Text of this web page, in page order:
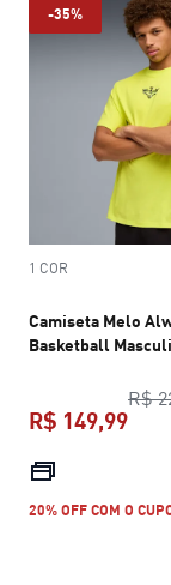
-35%
1 COR
Camiseta Melo
Basketball
R$
R$ 149,99
20% OFF COM O